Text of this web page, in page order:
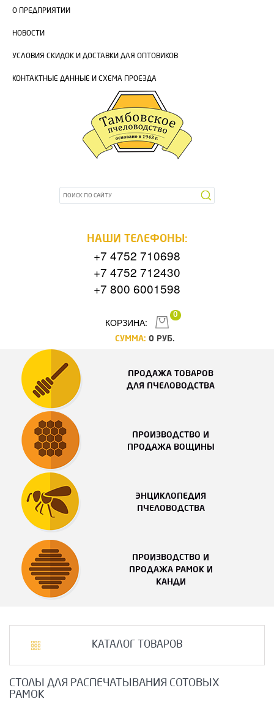
О ПРЕДПРИЯТИИ
НОВОСТИ
УСЛОВИЯ СКИДОК И ДОСТАВКИ ДЛЯ ОПТОВИКОВ
КОНТАКТНЫЕ ДАННЫЕ И СХЕМА ПРОЕЗДА
НАШИ ТЕЛЕФОНЫ:
+7 4752 710698
+7 4752 712430
+7 800 6001598
КОРЗИНА:
0
СУММА: 0 РУБ.
ПРОДАЖА ТОВАРОВ
ДЛЯ ПЧЕЛОВОДСТВА
ПРОИЗВОДСТВО И
ПРОДАЖА ВОЩИНЫ
ЭНЦИКЛОПЕДИЯ
ПЧЕЛОВОДСТВА
ПРОИЗВОДСТВО И
ПРОДАЖА РАМОК И
КАНДИ
КАТАЛОГ ТОВАРОВ
СТОЛЫ ДЛЯ РАСПЕЧАТЫВАНИЯ СОТОВЫХ
РАМОК